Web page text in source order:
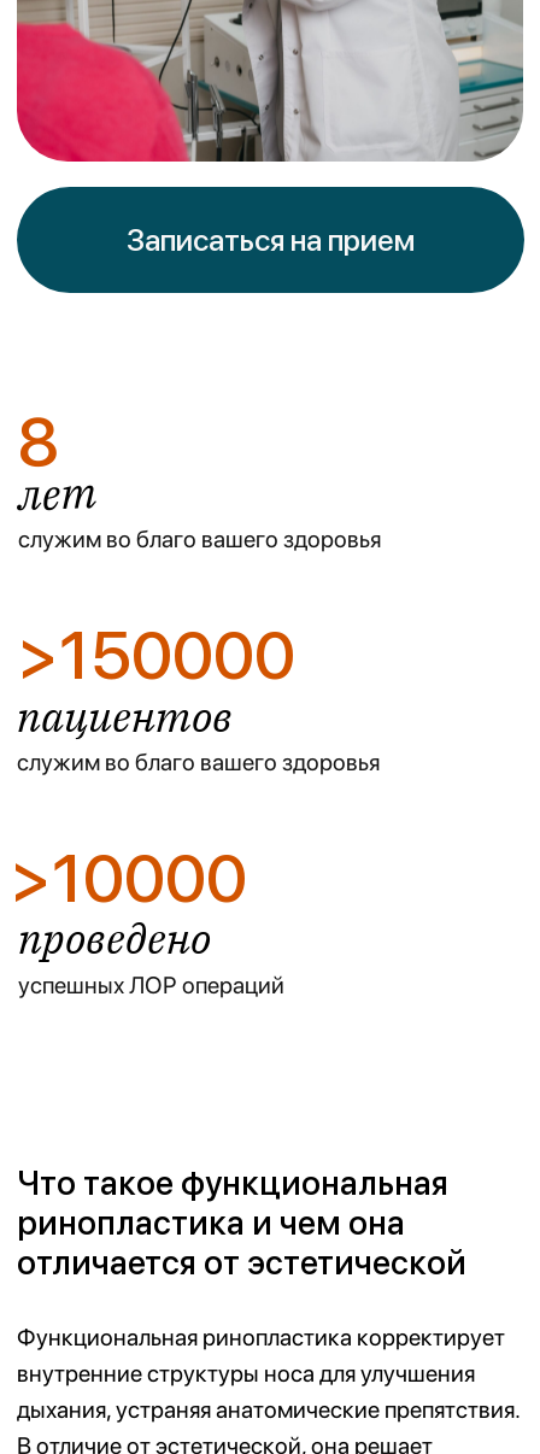
лет
служим во благо вашего здоровья
>150000
пациентов
служим во благо вашего здоровья
>10000
Что такое функциональная
ринопластика и чем она
Показания к функциональной
деформация носовой перегородки,
вызывающая стойкую заложенность и
клапана:сужение или спадение стенок
что вызывает затруднение прохождения
воздуха и ощущение неполноценного
дыхания.
внутренние структуры носа для улучшения
дыхания, устраняя анатомические препятствия.
медицинские задачи. Септо-ринопластика
позволяет сочетать восстановление дыхания с
незначительной коррекцией внешнего вида.
восстановлением нормального носового
дыхания, предлагая
высококвалифицированную функциональную
ринопластику.